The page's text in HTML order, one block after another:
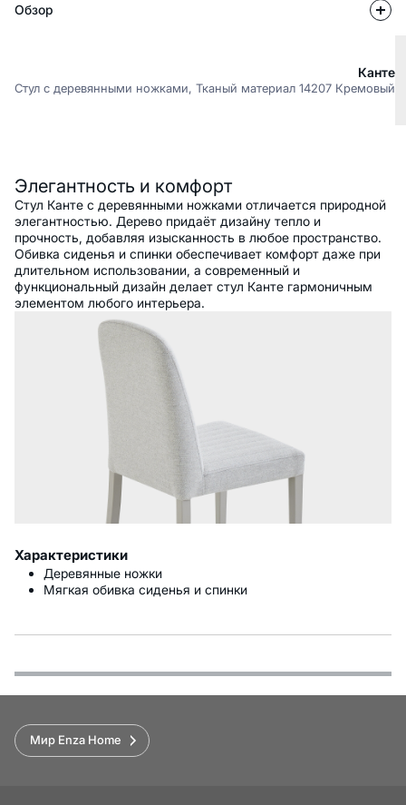
Обзор
Канте
Стул с деревянными ножками, Тканый материал 14207 Кремовый
Элегантность и комфорт
Стул Канте с деревянными ножками отличается природной
элегантностью. Дерево придаёт дизайну тепло и
прочность, добавляя изысканность в любое пространство.
Обивка сиденья и спинки обеспечивает комфорт даже при
длительном использовании, а современный и
функциональный дизайн делает стул Канте гармоничным
элементом любого интерьера.
Характеристики
Деревянные ножки
Мягкая обивка сиденья и спинки
Функции
Варианты оплаты
Условия доставки и возврата
Обзор
Мир Enza Home